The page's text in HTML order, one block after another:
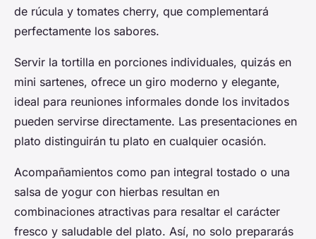
de rúcula y tomates cherry, que complementará
perfectamente los sabores.
Servir la tortilla en porciones individuales, quizás en
mini sartenes, ofrece un giro moderno y elegante,
ideal para reuniones informales donde los invitados
pueden servirse directamente. Las presentaciones en
plato distinguirán tu plato en cualquier ocasión.
Acompañamientos como pan integral tostado o una
salsa de yogur con hierbas resultan en
combinaciones atractivas para resaltar el carácter
fresco y saludable del plato. Así, no solo prepararás